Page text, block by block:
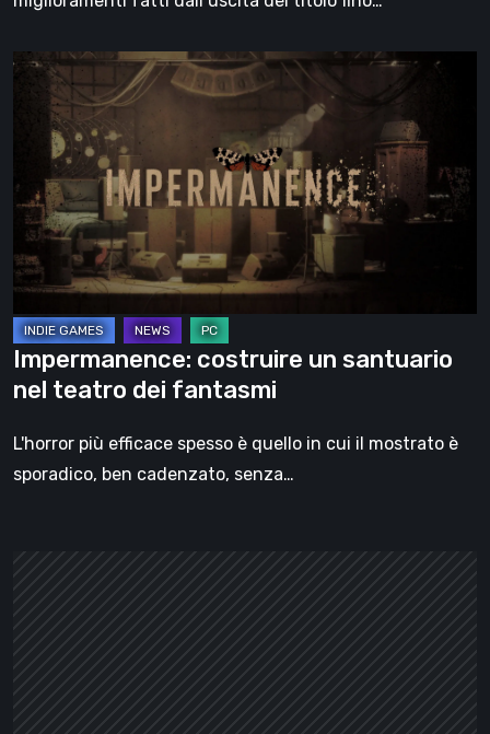
Impermanence:
costruire
santuario
nel
teatro
dei
fantasmi
Impermanence: costruire un santuario
nel teatro dei fantasmi
L'horror più efficace spesso è quello in cui il mostrato è
sporadico, ben cadenzato, senza…